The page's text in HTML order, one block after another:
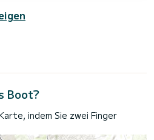
Boot?
indem Sie zwei Finger